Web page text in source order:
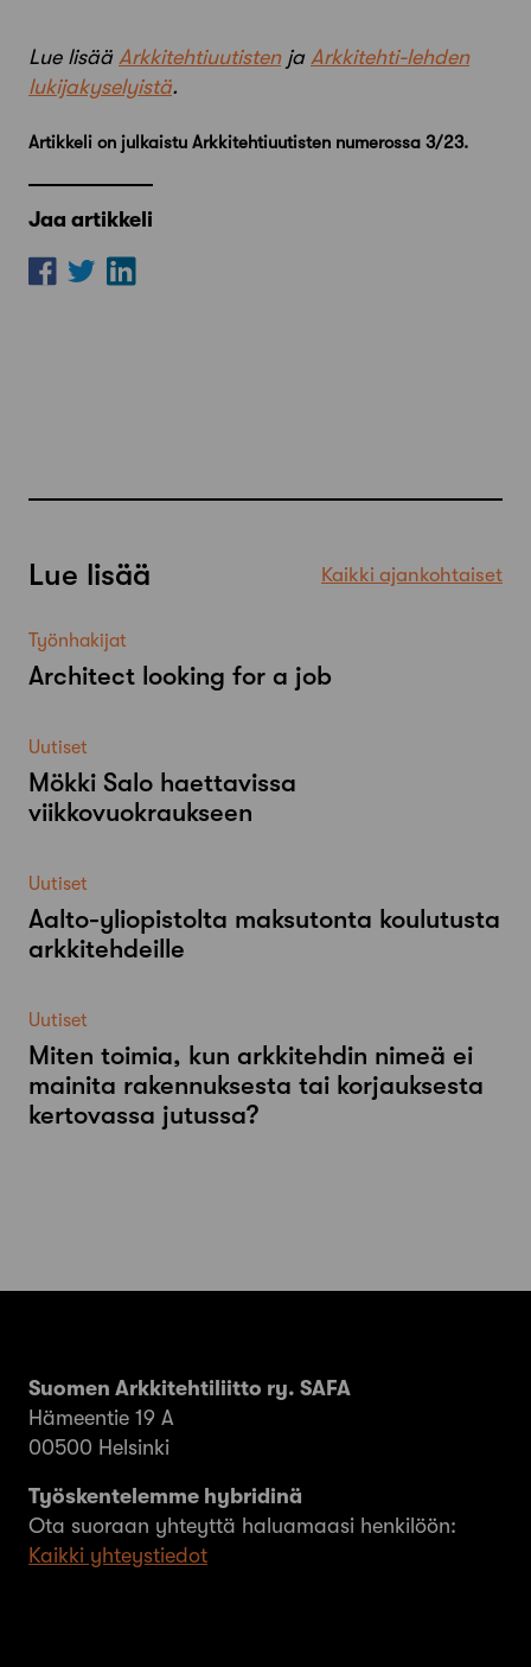
Lue lisää Arkkitehtiuutistenja Arkkitehti-lehden
lukijakyselyistä.
Artikkeli on julkaistu Arkkitehtiuutisten numerossa 3/23.
Jaa artikkeli
Lue lisää Kaikki ajankohtaiset
Työnhakijat
Architect looking for a job
Uutiset
Mökki Salo haettavissa
viikkovuokraukseen
Uutiset
Aalto-​yliopistolta maksutonta koulutusta
arkkitehdeille
Uutiset
Miten toimia, kun arkkitehdin nimeä ei
mainita rakennuksesta tai korjauksesta
kertovassa jutussa?
Suomen Arkkitehtiliitto ry. SAFA
Hämeentie 19 A
00500 Helsinki
Työskentelemme hybridinä
Ota suoraan yhteyttä haluamaasi henkilöön:
Kaikki yhteystiedot